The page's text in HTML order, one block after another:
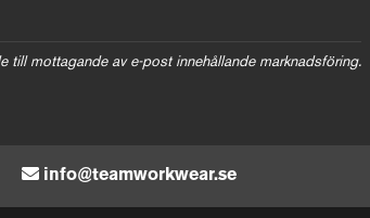
till mottagande av e-post innehållande marknadsföring.
info@teamworkwear.se